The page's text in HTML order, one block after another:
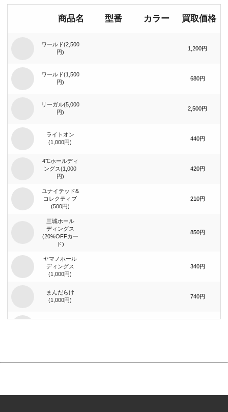
商品名 型番 カラー 買取価格
ワールド(2,500
円)
1,200円
ワールド(1,500
円)
680円
リーガル(5,000
円)
2,500円
ライトオン
(1,000円)
440円
4℃ホールディ
ングス(1,000
円)
420円
ユナイテッド&
コレクティブ
(500円)
210円
三城ホール
ディングス
(20%OFFカー
ド)
850円
ヤマノホール
ディングス
(1,000円)
340円
まんだらけ
(1,000円)
740円
ハウス）(1,000
2,100円